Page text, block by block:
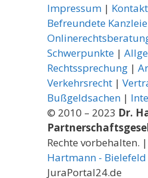
Impressum| Kontakt
Befreundete
Schwerpunkte|
Rechtssprechung|
Verkehrsrecht|
Bußgeldsachen|
© 2010 – 2023 Dr.
Rechte vorbehalten. |
Hartmann - Bielefeld
JuraPortal24.de